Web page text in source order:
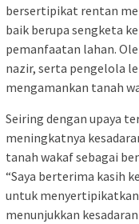
bersertipikat rentan
baik berupa sengketa
pemanfaatan lahan.
nazir, serta pengelola
mengamankan tanah
Seiring dengan upaya
meningkatnya
tanah wakaf sebagai
“Saya berterima kasih
untuk
menunjukkan